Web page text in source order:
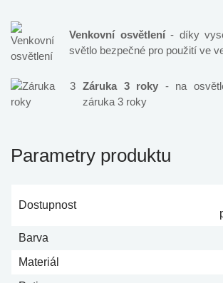
Venkovní osvětlení- díky
světlo bezpečné pro použití ve
Záruka 3 roky - na
záruka 3 roky
Parametry produktu
Dostupnost
Barva
Materiál